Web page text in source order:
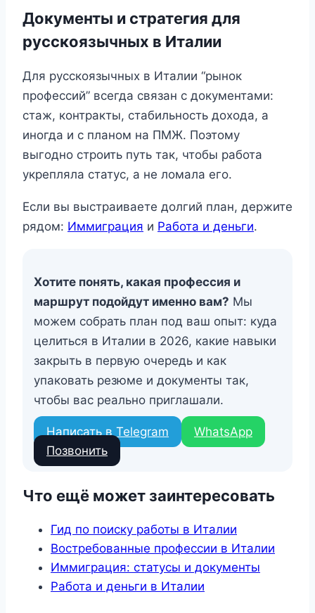
Документы и стратегия для
русскоязычных в Италии
Для русскоязычных в Италии “рынок
профессий” всегда связан с документами:
стаж, контракты, стабильность дохода, а
иногда и с планом на ПМЖ. Поэтому
выгодно строить путь так, чтобы работа
укрепляла статус, а не ломала его.
Если вы выстраиваете долгий план, держите
рядом: Иммиграция и Работа и деньги.
Хотите понять, какая профессия и
маршрут подойдут именно вам? Мы
можем собрать план под ваш опыт: куда
целиться в Италии в 2026, какие навыки
закрыть в первую очередь и как
упаковать резюме и документы так,
чтобы вас реально приглашали.
Написать в Telegram
WhatsApp
Позвонить
Что ещё может заинтересовать
Гид по поиску работы в Италии
Востребованные профессии в Италии
Иммиграция: статусы и документы
Работа и деньги в Италии